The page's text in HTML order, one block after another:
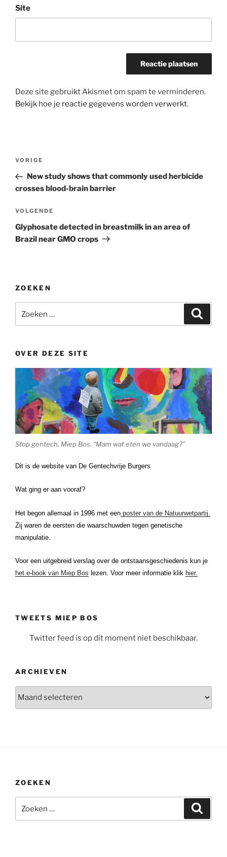
Site
Deze site gebruikt Akismet om spam te verminderen.
Bekijk hoe je reactie gegevens worden verwerkt.
Bericht
Vorig
bericht
VORIGE
New study shows that commonly used herbicide
crosses blood-brain barrier
Volgend
bericht
VOLGENDE
Glyphosate detected in breastmilk in an area of
Brazil near GMO crops
ZOEKEN
naar:
OVER DEZE SITE
Stop gentech, Miep Bos. “Mam wat eten we vandaag?”
Dit is de website van De Gentechvrije Burgers
Wat ging er aan vooraf?
Het begon allemaal in 1996 met een poster van de Natuurwetpartij.
Zij waren de eersten die waarschuwden tegen genetische
manipulatie.
Voor een uitgebreid verslag over de ontstaansgeschiedenis kun je
het e-book van Miep Bos lezen. Voor meer informatie klik hier.
TWEETS MIEP BOS
Twitter feed is op dit moment niet beschikbaar.
ARCHIEVEN
ZOEKEN
naar: